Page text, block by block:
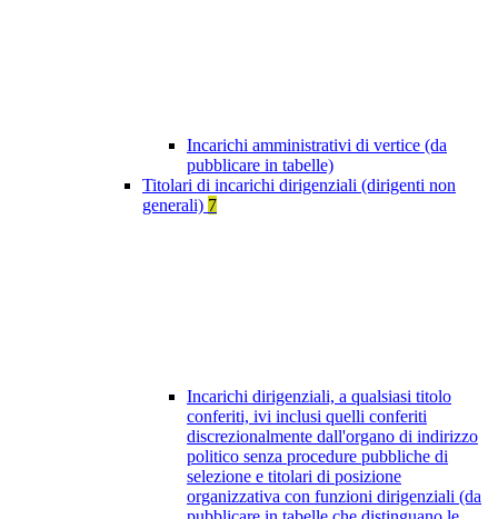
Incarichi amministrativi di vertice (da
pubblicare in tabelle)
Titolari di incarichi dirigenziali (dirigenti non
generali) 7
Incarichi dirigenziali, a qualsiasi titolo
conferiti, ivi inclusi quelli conferiti
discrezionalmente dall'organo di indirizzo
politico senza procedure pubbliche di
selezione e titolari di posizione
organizzativa con funzioni dirigenziali (da